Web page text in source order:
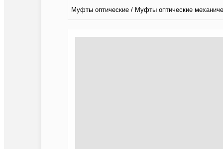
Муфты оптические / Муфты оптические